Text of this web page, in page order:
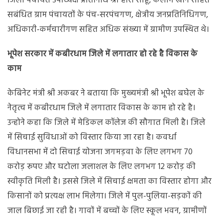
सबंधित ग्राम पंचायतों के पंच-सरपंचगण, क्षेत्रीय जनप्रतिनिधिगण,
अधिकारी-कर्मचारीगण सहित अधिक संख्या में ग्रामीण उपस्थित थे।
भूपेश सरकार में कबीरधाम जिले में लगातार हो रहे है विकास के
काम
केबिनेट मंत्री श्री अकबर ने बताया कि मुख्यमंत्री श्री भूपेश बघेल के
नेतृत्व में कबीरधाम जिले में लगातार विकास के काम हो रहे है।
उन्होने कहा कि जिले में मेडिकल कॉलेज की सौगात मिली है। जिले
में सिचाई सुविधाओं को विस्तार किया जा रहा है। कवर्धा
विधानसभा में दो सिचाई योजना जगमड़वा के लिए लगभग 70
करोड़ रूपए और घटोला जलाशल के लिए लगभग 12 करोड़ की
स्वीकृति मिली है। इससे जिले में सिचाई क्षमता का विस्तार होगा और
किसानों को प्रत्यक्ष लाभ मिलेगा। जिले में पुल-पुलिया-सड़कों की
जाल बिछाई जा रही है। गावों में बच्चों के लिए स्कूल भवन, ग्रामीणों